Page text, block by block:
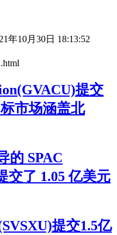
年10月30日 18:13:52
提交
市场涵盖北
的 SPAC
交了 1.05 亿美元
提交1.5亿